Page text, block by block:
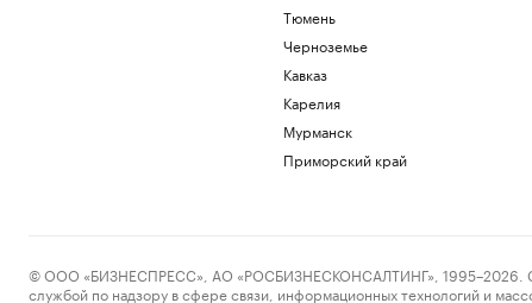
млрд в фонды денежного рынка в июле
криптоинвесторов украдено $30 млн с
Тюмень
Черноземье
Кавказ
Карелия
Мурманск
Приморский край
© ООО «БИЗНЕСПРЕСС», АО «РОСБИЗНЕСКОНСАЛТИНГ», 1995–2026.
службой по надзору в сфере связи, информационных технологий и